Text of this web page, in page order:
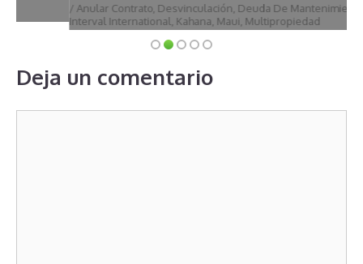
Anular Contrato,Desvinculación,Deuda De Mantenimiento,Hawái,
Interval International,Kahana,Maui,Multipropiedad